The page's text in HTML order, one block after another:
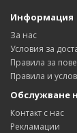
Информация
За нас
Условия за
Правила за
Правила и
Обслужване
Контакт с нас
Рекламации